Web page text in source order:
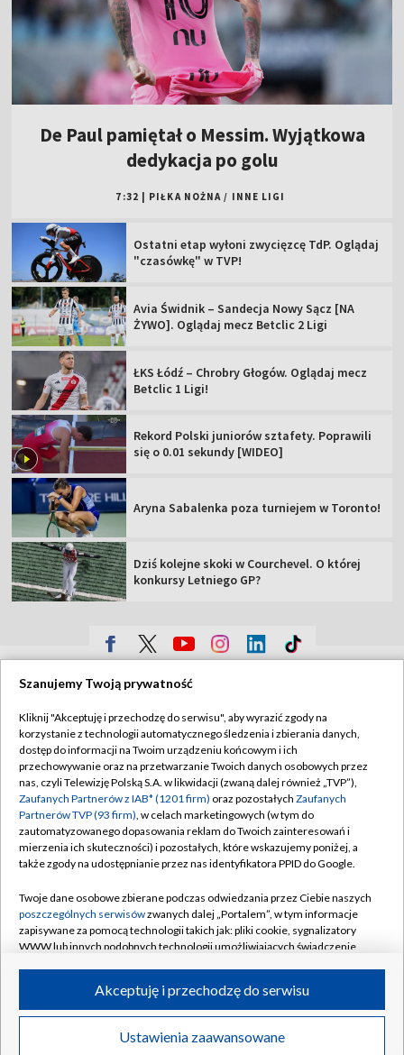
Transmisje Wideo
De Paul pamiętał o Messim. Wyjątkowa
dedykacja po golu
7:32 PIŁKA NOŻNA / INNE LIGI
Ostatni etap wyłoni zwycięzcę TdP. Oglądaj
"czasówkę" w TVP!
Avia Świdnik – Sandecja Nowy Sącz [NA
ŻYWO]. Oglądaj mecz Betclic 2 Ligi
ŁKS Łódź – Chrobry Głogów. Oglądaj mecz
Betclic 1 Ligi!
Rekord Polski juniorów sztafety. Poprawili
się o 0.01 sekundy [WIDEO]
Aryna Sabalenka poza turniejem w Toronto!
Dziś kolejne skoki w Courchevel. O której
konkursy Letniego GP?
Sklep TVP
Biuro Reklamy
Oferta Handlowa
Telegazeta ogłoszenia
Emisja w TVP
Ogłoszenia przetargowe
Akademia Telewizyjna
Centrum informacji TVP
System NOS
Polityka prywatności
Moje zgody
Biuro reklamy
Kontakt
©2026 Telewizja Polska Spółka Akcyjna w likwidacji
Szanujemy Twoją prywatność
Kliknij "Akceptuję i przechodzę do serwisu", aby wyrazić zgody na
korzystanie z technologii automatycznego śledzenia i zbierania danych,
dostęp do informacji na Twoim urządzeniu końcowym i ich
przechowywanie oraz na przetwarzanie Twoich danych osobowych przez
nas, czyli Telewizję Polską S.A. w likwidacji (zwaną dalej również „TVP”),
Zaufanych Partnerów z IAB* (1201 firm) oraz pozostałych Zaufanych
Partnerów TVP (93 firm), w celach marketingowych (w tym do
zautomatyzowanego dopasowania reklam do Twoich zainteresowań i
mierzenia ich skuteczności) i pozostałych, które wskazujemy poniżej, a
także zgody na udostępnianie przez nas identyfikatora PPID do Google.
Twoje dane osobowe zbierane podczas odwiedzania przez Ciebie naszych
poszczególnych serwisówzwanych dalej „Portalem”, w tym informacje
zapisywane za pomocą technologii takich jak: pliki cookie, sygnalizatory
WWW lub innych podobnych technologii umożliwiających świadczenie
ruchu w Internecie.
Twoje dane osobowe zbierane podczas odwiedzania przez Ciebie
poszczególnych serwisówna Portalu, takie jak adresy IP, identyfikatory
Ustawienia zaawansowane
Akceptuję i przechodzę do serwisu